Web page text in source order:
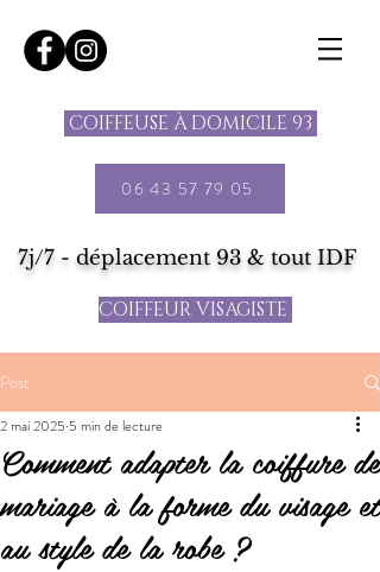
COIFFEUSE À DOMICILE 93
06 43 57 79 05
7j/7 - déplacement 93 & tout IDF
COIFFEUR VISAGISTE
Post
Comment adapter la coiffure de
mariage à la forme du visage et
au style de la robe ?
2 mai 2025 5 min de lecture